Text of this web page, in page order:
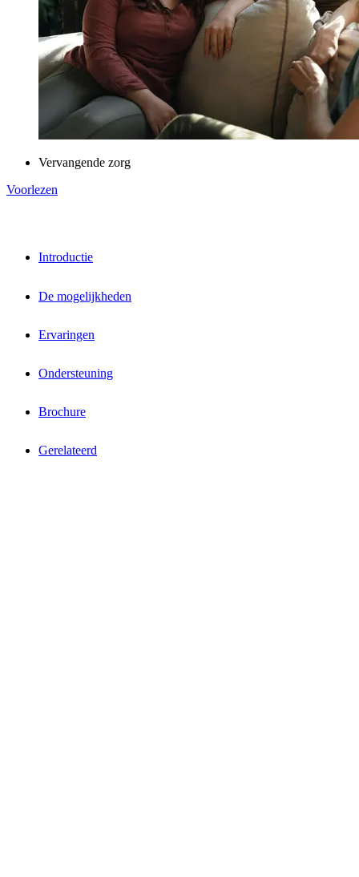
Vervangende zorg
Voorlezen
Introductie
De mogelijkheden
Ervaringen
Ondersteuning
Brochure
Gerelateerd